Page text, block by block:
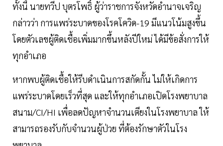
ทั้งนี้ นายทวีป บุตรโพธิ์ ผู้ว่าราชการจังหวัดอำนาจเจริญ
กล่าวว่า การแพร่ระบาดของโรคโควิด-19 มีแนวโน้มสูงขึ้น
โดยตัวเลขผู้ติดเชื้อเพิ่มมากขึ้นหลังปีใหม่ ได้มีข้อสั่งการให้
ทุกอำเภอ
หากพบผู้ติดเชื้อให้รีบดำเนินการสกัดกั้น ไม่ให้เกิดการ
แพร่ระบาดโดยเร็วที่สุด และให้ทุกอำเภอเปิดโรงพยาบาล
สนาม/CI/HI เพื่อลดปัญหาจำนวนเตียงในโรงพยาบาล ให้
สามารถรองรับกับจำนวนผู้ป่วย ที่ต้องรักษาตัวในโรง